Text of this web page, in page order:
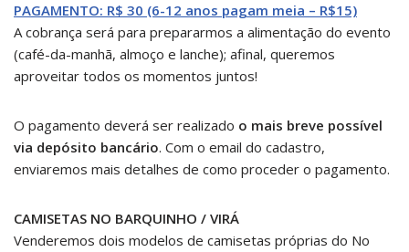
PAGAMENTO: R$ 30 (6-12 anos pagam meia – R$15)
A cobrança será para prepararmos a alimentação do evento
(café-da-manhã, almoço e lanche); afinal, queremos
aproveitar todos os momentos juntos!
O pagamento deverá ser realizado o mais breve possível
via depósito bancário. Com o email do cadastro,
enviaremos mais detalhes de como proceder o pagamento.
CAMISETAS NO BARQUINHO / VIRÁ
Venderemos dois modelos de camisetas próprias do No